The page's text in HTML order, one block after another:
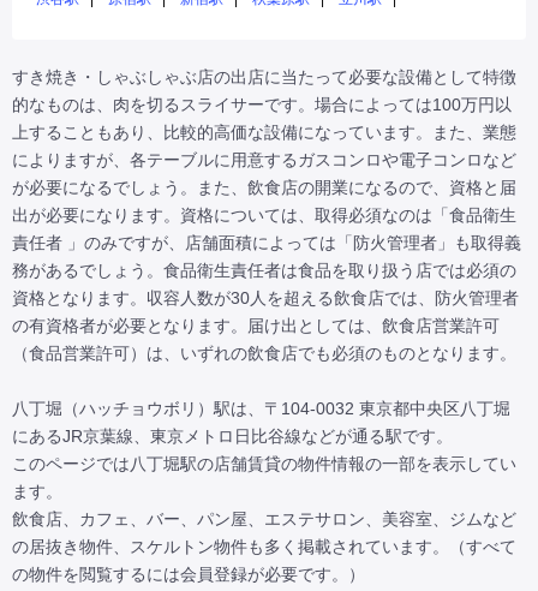
すき焼き・しゃぶしゃぶ店の出店に当たって必要な設備として特徴
的なものは、肉を切るスライサーです。場合によっては100万円以
上することもあり、比較的高価な設備になっています。また、業態
によりますが、各テーブルに用意するガスコンロや電子コンロなど
が必要になるでしょう。また、飲食店の開業になるので、資格と届
出が必要になります。資格については、取得必須なのは「食品衛生
責任者 」のみですが、店舗面積によっては「防火管理者」も取得義
務があるでしょう。食品衛生責任者は食品を取り扱う店では必須の
資格となります。収容人数が30人を超える飲食店では、防火管理者
の有資格者が必要となります。届け出としては、飲食店営業許可
（食品営業許可）は、いずれの飲食店でも必須のものとなります。
八丁堀（ハッチョウボリ）駅は、〒104-0032 東京都中央区八丁堀
にあるJR京葉線、東京メトロ日比谷線などが通る駅です。
このページでは八丁堀駅の店舗賃貸の物件情報の一部を表示してい
ます。
飲食店、カフェ、バー、パン屋、エステサロン、美容室、ジムなど
の居抜き物件、スケルトン物件も多く掲載されています。（すべて
の物件を閲覧するには会員登録が必要です。）